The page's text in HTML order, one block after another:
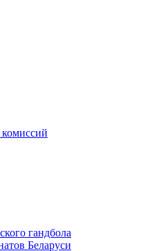
комиссий
гандбола
Беларуси